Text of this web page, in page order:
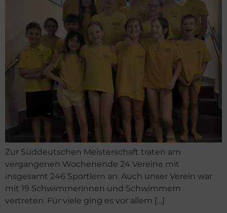
Zur Süddeutschen Meisterschaft traten am
vergangenen Wochenende 24 Vereine mit
insgesamt 246 Sportlern an. Auch unser Verein war
mit 19 Schwimmerinnen und Schwimmern
vertreten. Für viele ging es vor allem […]